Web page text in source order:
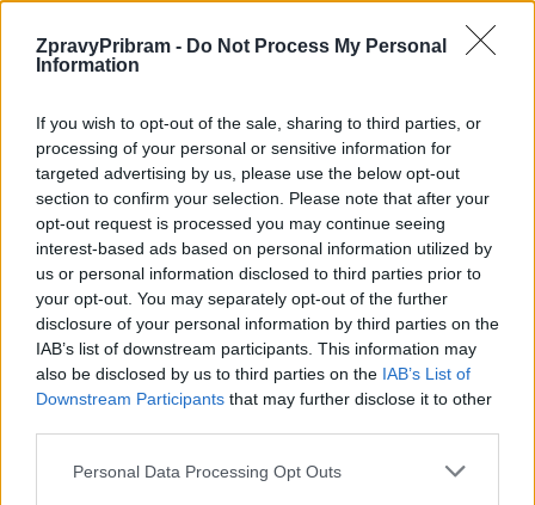
ZpravyPribram - Do Not Process My Personal
Information
If you wish to opt-out of the sale, sharing to third parties, or
processing of your personal or sensitive information for
targeted advertising by us, please use the below opt-out
section to confirm your selection. Please note that after your
opt-out request is processed you may continue seeing
interest-based ads based on personal information utilized by
us or personal information disclosed to third parties prior to
your opt-out. You may separately opt-out of the further
disclosure of your personal information by third parties on the
IAB’s list of downstream participants. This information may
also be disclosed by us to third parties on the IAB’s List of
Downstream Participants that may further disclose it to other
Personal Data Processing Opt Outs
Zpravodajství
Živohošti
Zpravodajství
Přibudou i tři nové poblíž Svaté Hory
Zpravodajství
Středočeský kraj upravil pravidla soutěže.
Obce nově získají body i za předcházení
vzniku odpadu